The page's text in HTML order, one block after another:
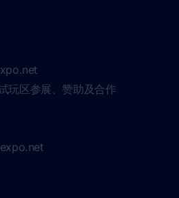
玩区参展、赞助及合作